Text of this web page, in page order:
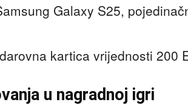
Galaxy S25,
kartica vrijednosti 200
u nagradnoj igri